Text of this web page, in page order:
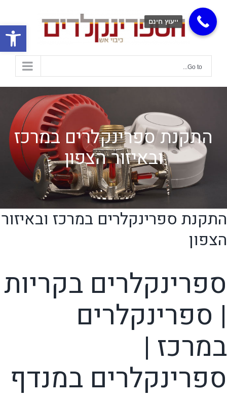
Go to...
התקנת ספרינקלרים במרכז
ובאיזור הצפון
התקנת ספרינקלרים במרכז ובאיזור
הצפון
ספרינקלרים בקריות
| ספרינקלרים
במרכז |
ספרינקלרים במנדף
ייעוץ חינם